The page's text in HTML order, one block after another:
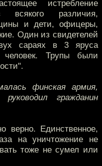
истребление
всякого различия,
и дети, офицеры,
Один из свидетелей
сараях в 3 яруса
человек. Трупы были
финская армия,
гражданин
верно. Единственное,
на уничтожение не
тоже не сумел или